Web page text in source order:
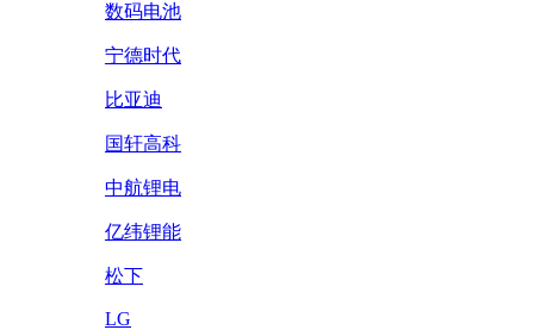
数码电池
宁德时代
比亚迪
国轩高科
中航锂电
亿纬锂能
松下
LG